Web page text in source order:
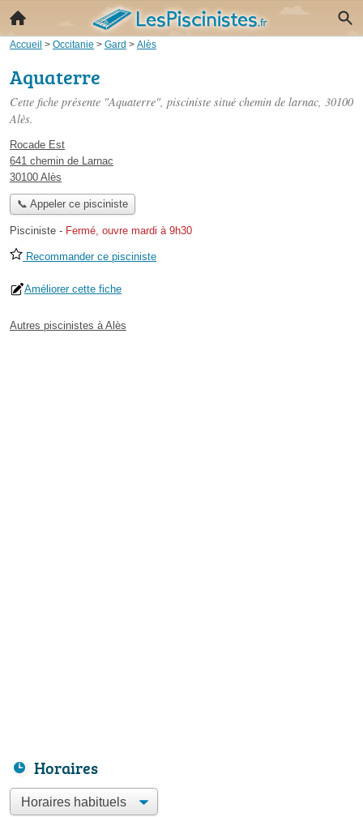
Accueil > Occitanie > Gard > Alès
Aquaterre
Cette fiche présente "Aquaterre", pisciniste situé chemin de larnac, 30100
Alès.
Rocade Est
641 chemin de Larnac
30100 Alès
📞 Appeler ce pisciniste
Pisciniste - Fermé, ouvre mardi à 9h30
Recommander ce pisciniste
Améliorer cette fiche
Autres piscinistes à Alès
Horaires